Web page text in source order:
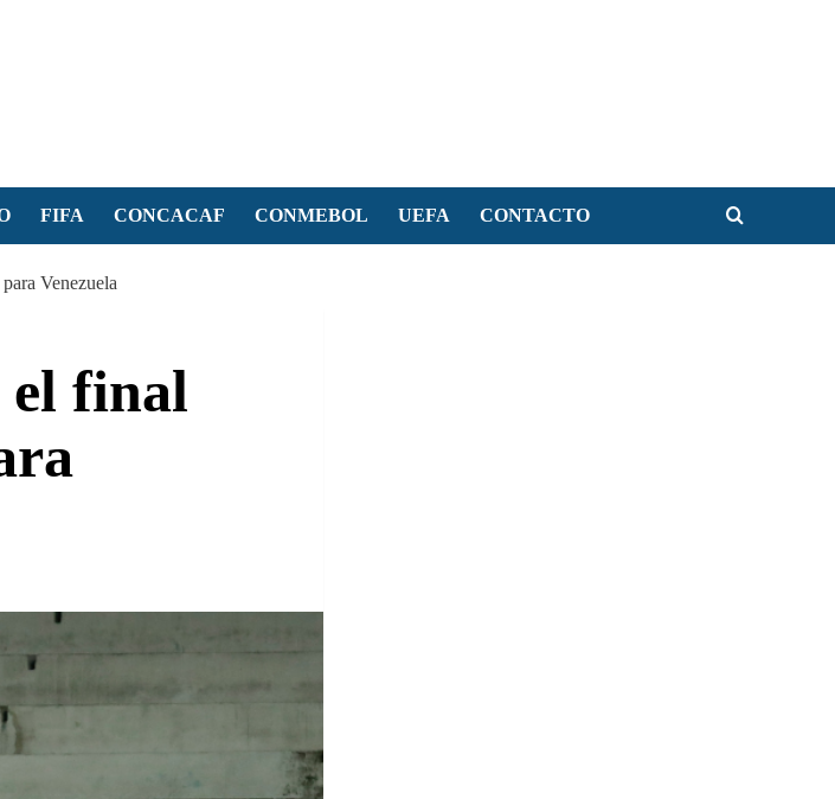
FIFA CONCACAF CONMEBOL UEFA CONTACTO
Venezuela
el final